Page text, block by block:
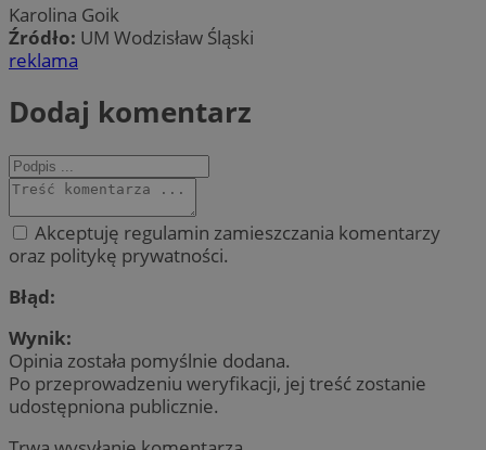
Karolina Goik
Źródło: UM Wodzisław Śląski
reklama
Dodaj komentarz
Akceptuję regulamin zamieszczania komentarzy
oraz politykę prywatności.
Błąd:
Wynik:
Opinia została pomyślnie dodana.
Po przeprowadzeniu weryfikacji, jej treść zostanie
udostępniona publicznie.